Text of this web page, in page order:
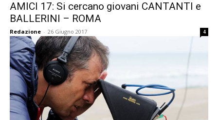
AMICI 17: Si cercano giovani CANTANTI e
BALLERINI – ROMA
Redazione - 26 Giugno 2017 4